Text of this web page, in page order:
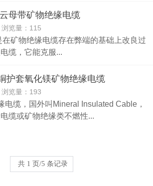
母带矿物绝缘电缆
览量：115
矿物绝缘电缆存在弊端的基础上改良过
缆，它能克服...
护套氧化镁矿物绝缘电缆
览量：193
电缆，国外叫Mineral Insulated Cable，
缆或矿物绝缘类不燃性...
共 1 页/5 条记录